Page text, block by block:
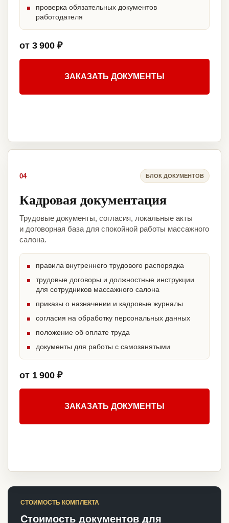
проверка обязательных документов
работодателя
от 3 900 ₽
ЗАКАЗАТЬ ДОКУМЕНТЫ
04 БЛОК ДОКУМЕНТОВ
Кадровая документация
Трудовые документы, согласия, локальные акты
и договорная база для спокойной работы массажного
салона.
правила внутреннего трудового распорядка
трудовые договоры и должностные инструкции
для сотрудников массажного салона
приказы о назначении и кадровые журналы
согласия на обработку персональных данных
положение об оплате труда
документы для работы с самозанятыми
от 1 900 ₽
ЗАКАЗАТЬ ДОКУМЕНТЫ
СТОИМОСТЬ КОМПЛЕКТА
Стоимость документов для